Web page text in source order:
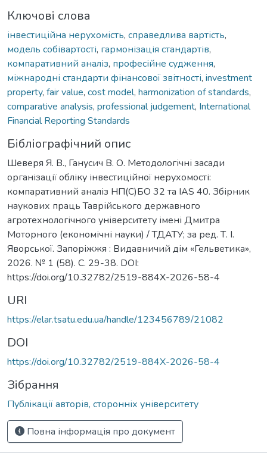
Ключові слова
інвестиційна нерухомість, справедлива вартість,
модель собівартості, гармонізація стандартів,
компаративний аналіз, професійне судження,
міжнародні стандарти фінансової звітності, investment
property, fair value, cost model, harmonization of standards,
comparative analysis, professional judgement, International
Financial Reporting Standards
Бібліографічний опис
Шеверя Я. В., Ганусич В. О. Методологічні засади
організації обліку інвестиційної нерухомості:
компаративний аналіз НП(С)БО 32 та IAS 40. Збірник
наукових праць Таврійського державного
агротехнологічного університету імені Дмитра
Моторного (економічні науки) / ТДАТУ; за ред. Т. І.
Яворської. Запоріжжя : Видавничий дім «Гельветика»,
2026. № 1 (58). С. 29-38. DOI:
https://doi.org/10.32782/2519-884X-2026-58-4
URI
https://elar.tsatu.edu.ua/handle/123456789/21082
DOI
https://doi.org/10.32782/2519-884X-2026-58-4
Зібрання
Публікації авторів, сторонніх університету
Повна інформація про документ